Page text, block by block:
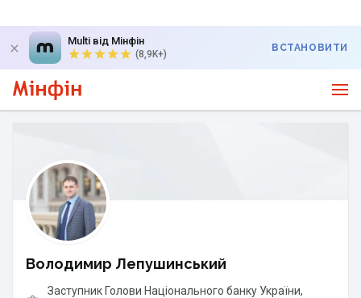
Multi від Мінфін
(8,9K+)
ВСТАНОВИТИ
Володимир Лепушинський
Заступник Голови Національного банку України,